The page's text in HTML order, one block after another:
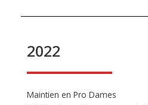
2022
Maintien en Pro Dames